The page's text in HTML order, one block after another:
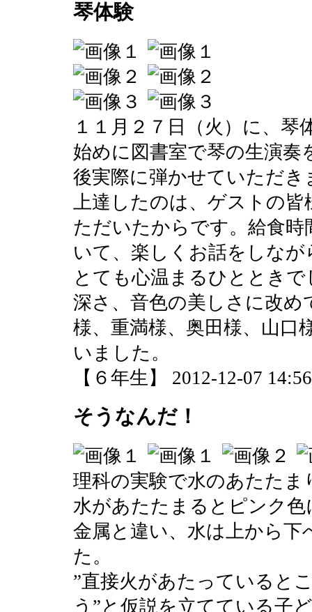
琴体験
１１月２７日（火）に、
始めに図書室で琴の生演
後実際に弾かせていただ
上達したのは、ゲストの
ただいたからです。給食
いて、楽しくお話をしな
とても心温まるひととき
深さ、音色の美しさに改
様、重満様、奥田様、山口
いました。
【６年生】 2012-12-07
そうなんだ！
理科の実験で水のあたたま
水があたたまるとピンク
金属と違い、水は上から
た。
”直接火があたっていると
う”と仮説を立てている子